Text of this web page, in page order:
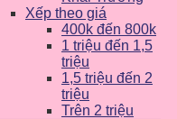
Xếp theo giá
400k đến 800k
1 triệu đến 1,5
triệu
1,5 triệu đến 2
triệu
Trên 2 triệu